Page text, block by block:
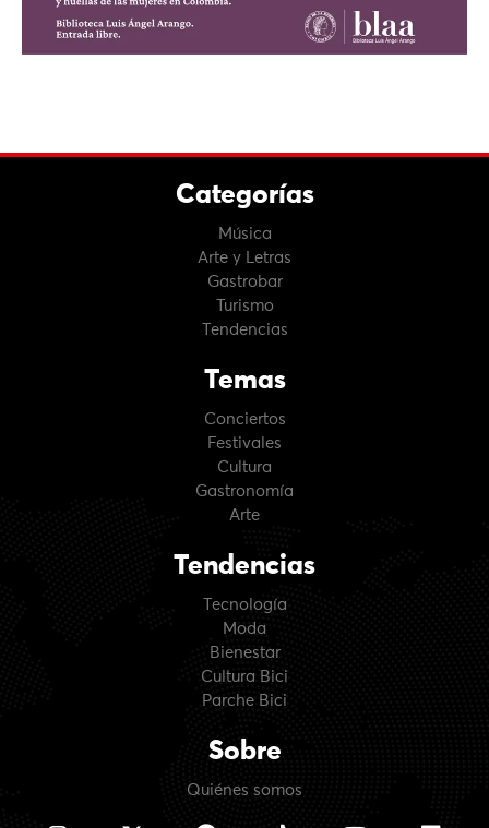
Categorías
Música
Arte y Letras
Gastrobar
Turismo
Tendencias
Temas
Conciertos
Festivales
Cultura
Gastronomía
Arte
Tendencias
Tecnología
Moda
Bienestar
Cultura Bici
Parche Bici
Sobre
Quiénes somos